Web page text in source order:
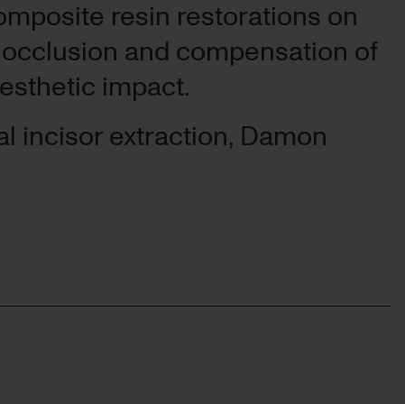
resin restorations on
and compensation of
incisor extraction, Damon